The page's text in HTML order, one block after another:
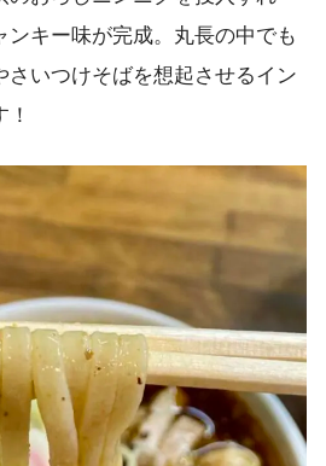
ンキー味が完成。丸長の中でも
さいつけそばを想起させるイン